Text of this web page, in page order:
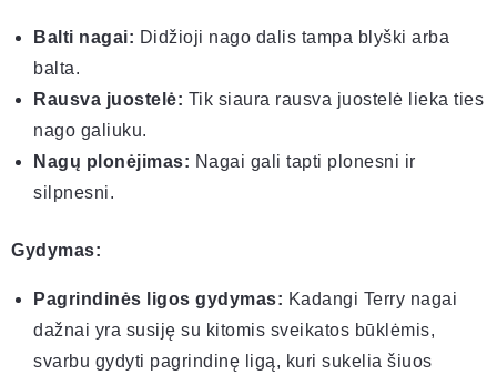
Balti nagai: Didžioji nago dalis tampa blyški arba
balta.
Rausva juostelė: Tik siaura rausva juostelė lieka ties
nago galiuku.
Nagų plonėjimas: Nagai gali tapti plonesni ir
silpnesni.
Gydymas:
Pagrindinės ligos gydymas: Kadangi Terry nagai
dažnai yra susiję su kitomis sveikatos būklėmis,
svarbu gydyti pagrindinę ligą, kuri sukelia šiuos